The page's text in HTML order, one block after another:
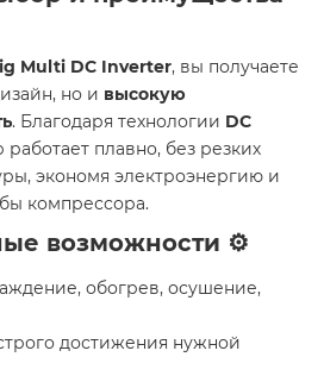
Multi DC Inverter, вы получаете
но и высокую
. Благодаря технологии DC
плавно, без резких
экономя электроэнергию и
компрессора.
возможности ⚙️️
обогрев, осушение,
достижения нужной